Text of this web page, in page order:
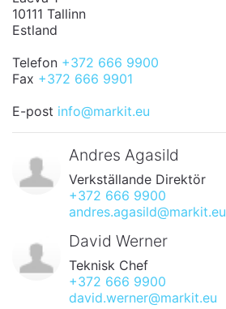
10111 Tallinn
Estland
Telefon +372 666 9900
Fax +372 666 9901
E-post info@markit.eu
Andres Agasild
Verkställande Direktör
+372 666 9900
andres.agasild@markit.eu
David Werner
Teknisk Chef
+372 666 9900
david.werner@markit.eu